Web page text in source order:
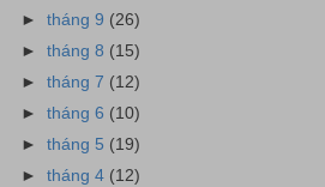
►tháng 9 (26)
►tháng 8 (15)
►tháng 7 (12)
►tháng 6 (10)
►tháng 5 (19)
►tháng 4 (12)